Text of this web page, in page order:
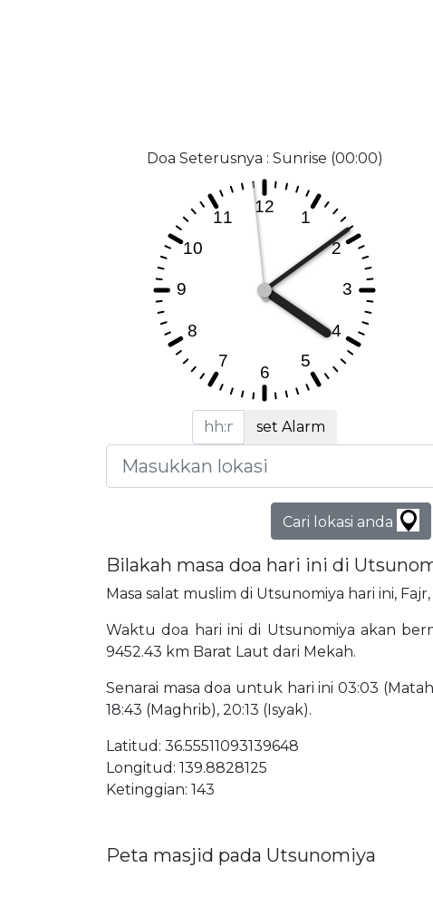
Doa Seterusnya : Sunrise (00:00)
set Alarm
Cari lokasi anda
Bilakah masa doa hari ini di
Masa salat muslim di Utsunomiya hari ini,
Waktu doa hari ini di Utsunomiya akan
9452.43 km Barat Laut dari Mekah.
Senarai masa doa untuk hari ini 03:03
18:43 (Maghrib), 20:13 (Isyak).
Latitud: 36.55511093139648
Longitud: 139.8828125
Ketinggian: 143
Peta masjid pada Utsunomiya